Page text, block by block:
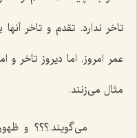
تاخر ندارد. تقدم و تاخر
عمر امروز. اما دیروز تاخر
مثال مى‌زنند.
مى‌گویند:؟؟؟ و